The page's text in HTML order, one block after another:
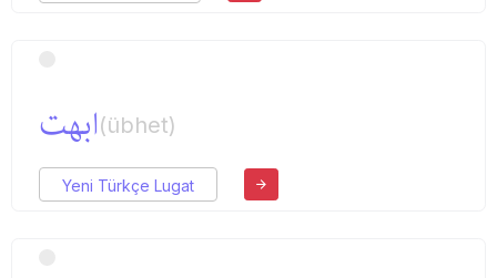
ابهت(übhet)
Yeni Türkçe Lugat